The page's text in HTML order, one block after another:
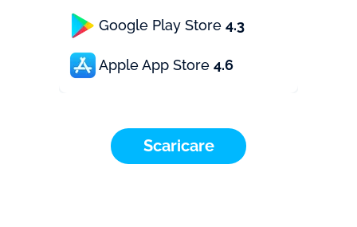
Google Play Store 4.3
Apple App Store 4.6
Scaricare